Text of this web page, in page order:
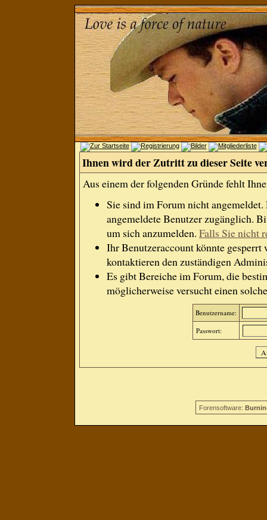
Ihnen wird der Zutritt zu dieser Seite
Aus einem der folgenden Gründe fehlt
Sie sind im Forum nicht
angemeldete Benutzer zugänglich.
um sich anzumelden. Falls Sie nicht
Ihr Benutzeraccount könnte gesperrt
kontaktieren den zuständigen
Es gibt Bereiche im Forum, die
möglicherweise versucht einen
Benutzername:
Passwort:
Forensoftware: